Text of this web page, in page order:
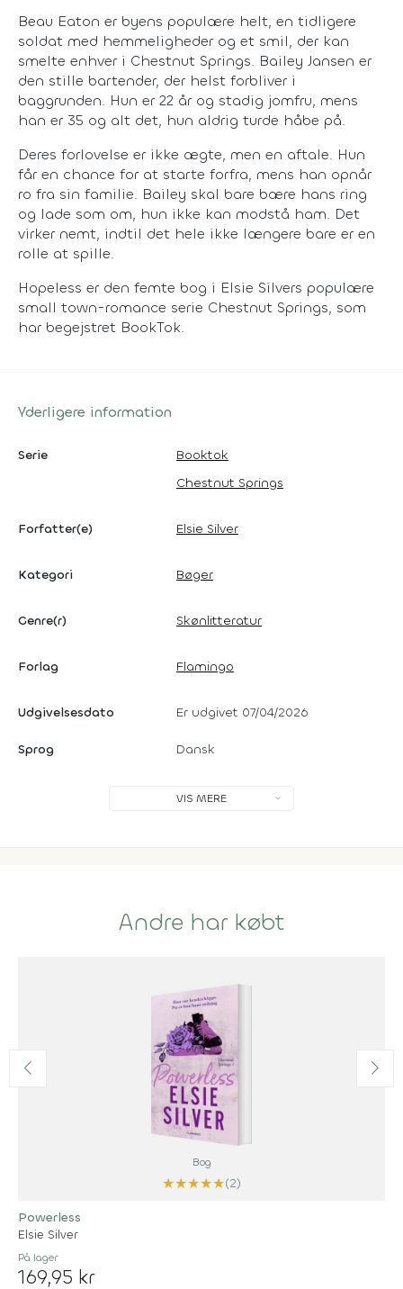
Beau Eaton er byens populære helt, en tidligere
soldat med hemmeligheder og et smil, der kan
smelte enhver i Chestnut Springs. Bailey Jansen er
den stille bartender, der helst forbliver i
baggrunden. Hun er 22 år og stadig jomfru, mens
han er 35 og alt det, hun aldrig turde håbe på.
Deres forlovelse er ikke ægte, men en aftale. Hun
får en chance for at starte forfra, mens han opnår
ro fra sin familie. Bailey skal bare bære hans ring
og lade som om, hun ikke kan modstå ham. Det
virker nemt, indtil det hele ikke længere bare er en
rolle at spille.
Hopeless er den femte bog i Elsie Silvers populære
small town-romance serie Chestnut Springs, som
har begejstret BookTok.
Yderligere information
Serie
Booktok
Chestnut Springs
Forfatter(e) Elsie Silver
Kategori Bøger
Genre(r) Skønlitteratur
Forlag Flamingo
Udgivelsesdato Er udgivet 07/04/2026
Sprog Dansk
VIS MERE
Andre har købt
Bog
★★★★★(2)
Powerless
Elsie Silver
På lager
169,95 kr